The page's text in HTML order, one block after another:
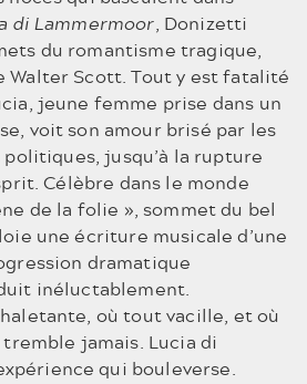
di Lammermoor, Donizetti
du romantisme tragique,
Walter Scott. Tout y est fatalité
jeune femme prise dans un
voit son amour brisé par les
jusqu’à la rupture
Célèbre dans le monde
de la folie », sommet du bel
une écriture musicale d’une
dramatique
inéluctablement.
où tout vacille, et où
jamais. Lucia di
qui bouleverse.